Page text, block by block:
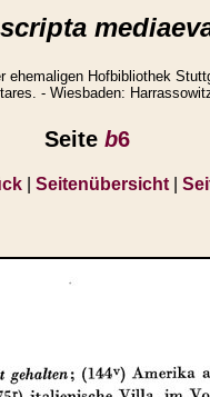
ehemaligen Hofbibliothek
- Wiesbaden:
Seite b6
| Seitenübersicht|